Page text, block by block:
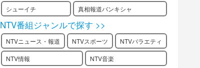
シューイチ 真相報道バンキシャ
NTV番組ジャンルで探す >>
NTVニュース・報道 NTVスポーツ NTVバラエティ
NTV情報 NTV音楽